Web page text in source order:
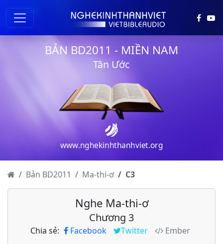
BẢN BD2011 - MIỀN NAM
Tân Ước
www.nghekinhthanhviet.org
Bản BD2011 Ma-thi-ơ C3
Nghe Ma-thi-ơ
Chương 3
Chia sẻ: Facebook Twitter
Ember
Ma-thi-ơ - Chương 1